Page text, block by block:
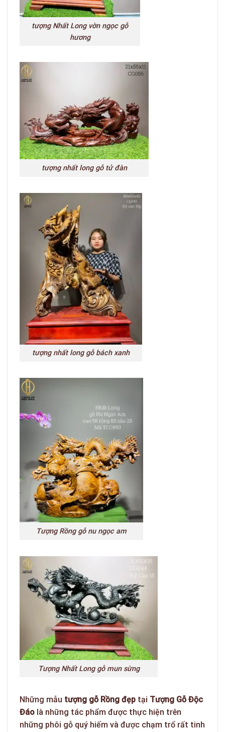
tượng Nhất Long vờn ngọc gỗ
hương
tượng nhất long gỗ tử đàn
tượng nhất long gỗ bách xanh
Tượng Rồng gỗ nu ngọc am
Tượng Nhất Long gỗ mun sừng
Những mẫu tượng gỗ Rồng đẹp tại Tượng Gỗ Độc
Đáo là những tác phẩm được thực hiện trên
những phôi gỗ quý hiếm và được chạm trổ rất tinh